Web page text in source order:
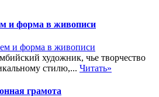
и форма в живописи
художник, чье творчество
стилю,... Читать»
грамота